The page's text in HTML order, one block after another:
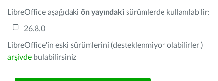
LibreOffice aşağıdaki ön yayındaki sürümlerde kullanılabilir:
26.8.0
LibreOffice'in eski sürümlerini (desteklenmiyor olabilirler!)
arşivde bulabilirsiniz